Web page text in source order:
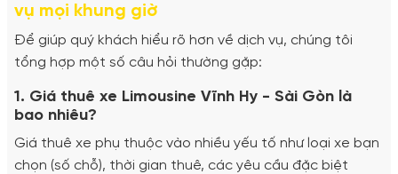
vụ mọi khung giờ
Để giúp quý khách hiểu rõ hơn về dịch vụ, chúng tôi
tổng hợp một số câu hỏi thường gặp:
1. Giá thuê xe Limousine Vĩnh Hy - Sài Gòn là
bao nhiêu?
Giá thuê xe phụ thuộc vào nhiều yếu tố như loại xe bạn
chọn (số chỗ), thời gian thuê, các yêu cầu đặc biệt